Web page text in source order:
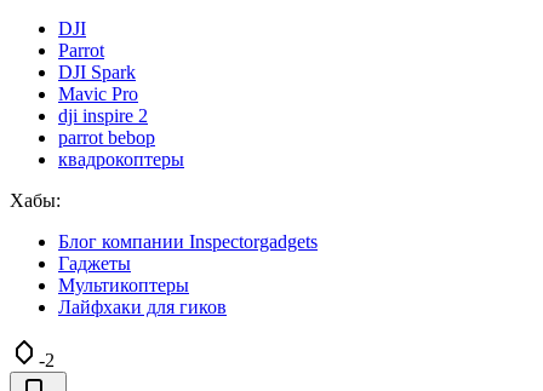
DJI
Parrot
DJI Spark
Mavic Pro
dji inspire 2
parrot bebop
квадрокоптеры
Хабы:
Блог компании Inspectorgadgets
Гаджеты
Мультикоптеры
Лайфхаки для гиков
-2